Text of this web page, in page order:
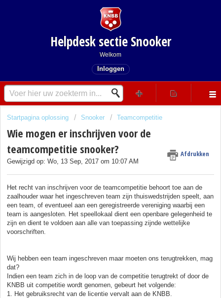
Helpdesk sectie Snooker
Welkom
Inloggen
Startpagina oplossing Snooker Teamcompetitie
Wie mogen er inschrijven voor de
teamcompetitie snooker?
Afdrukken
Gewijzigd op: Wo, 13 Sep, 2017 om 10:07 AM
Het recht van inschrijven voor de teamcompetitie behoort toe aan de
zaalhouder waar het ingeschreven team zijn thuiswedstrijden speelt, aan
een team, of eventueel aan een geregistreerde vereniging waarbij een
team is aangesloten. Het speellokaal dient een openbare gelegenheid te
zijn en dient te voldoen aan alle van toepassing zijnde wettelijke
voorschriften.
Wij hebben een team ingeschreven maar moeten ons terugtrekken, mag
dat?
Indien een team zich in de loop van de competitie terugtrekt of door de
KNBB uit competitie wordt genomen, gebeurt het volgende:
1. Het gebruiksrecht van de licentie vervalt aan de KNBB.